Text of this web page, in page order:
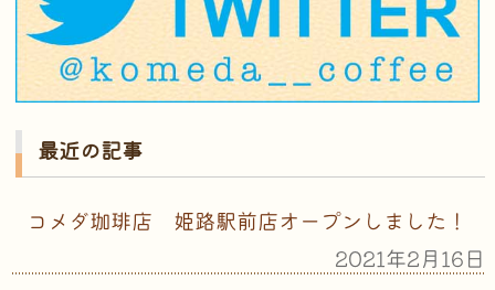
最近の記事
コメダ珈琲店 姫路駅前店オープンしました！
2021年2月16日